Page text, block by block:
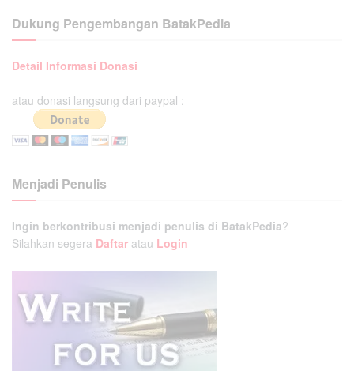
Dukung Pengembangan BatakPedia
Detail Informasi Donasi
atau donasi langsung dari paypal :
Menjadi Penulis
Ingin berkontribusi menjadi penulis di BatakPedia?
Silahkan segera Daftar atau Login